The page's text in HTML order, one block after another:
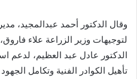
وقال الدكتور أحمد عبدالمجيد،
لتوجيهات وزير الزراعة علاء
الدكتور عادل عبد العظيم، لدعم
تأهيل الكوادر الفنية وتكامل الجهود